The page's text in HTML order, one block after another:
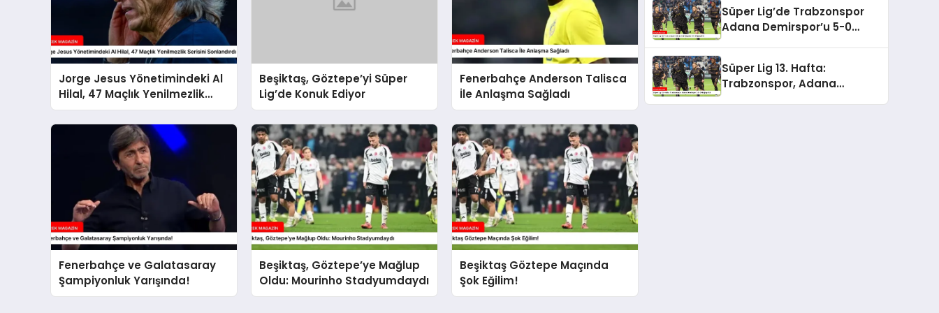
Jorge Jesus Yönetimindeki Al
Hilal, 47 Maçlık Yenilmezlik
Serisini Sonlandırdı
Beşiktaş, Göztepe’yi Süper
Lig’de Konuk Ediyor
Fenerbahçe Anderson Talisca
İle Anlaşma Sağladı
Fenerbahçe ve Galatasaray
Şampiyonluk Yarışında!
Beşiktaş, Göztepe’ye Mağlup
Oldu: Mourinho Stadyumdaydı
Beşiktaş Göztepe Maçında
Şok Eğilim!
Süper Lig’de Trabzonspor
Adana Demirspor’u 5-0
Süper Lig 13. Hafta:
Trabzonspor, Adana